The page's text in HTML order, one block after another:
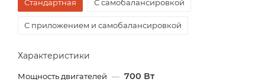
Стандартная
С самобалансировкой
С приложением и самобалансировкой
Характеристики
Мощность двигателей — 700 Вт